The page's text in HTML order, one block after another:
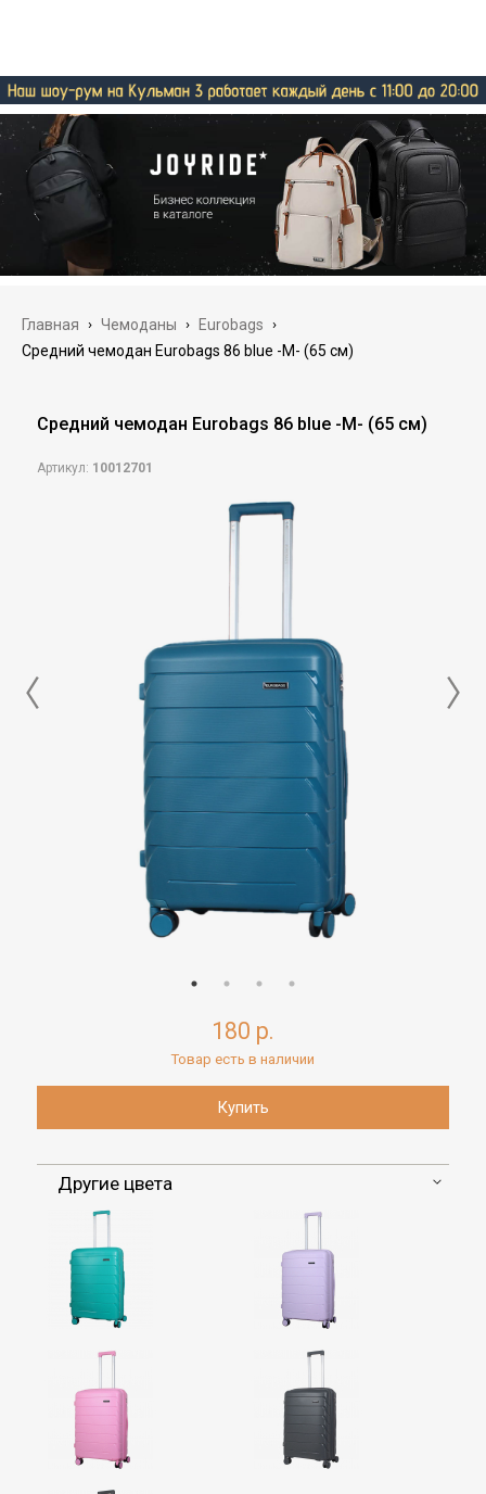
Главная › Чемоданы › Eurobags ›
Средний чемодан Eurobags 86 blue -M- (65 см)
Средний чемодан Eurobags 86 blue -M- (65 см)
Артикул: 10012701
180 р.
Товар есть в наличии
Другие цвета